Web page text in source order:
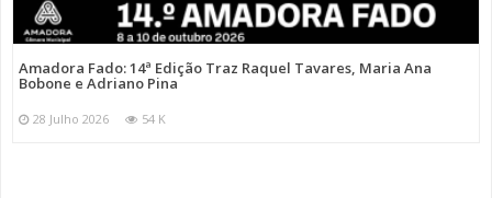
Amadora Fado: 14ª Edição Traz Raquel Tavares, Maria Ana
Bobone e Adriano Pina
28 Julho 2026 54 K